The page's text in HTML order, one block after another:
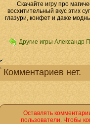
Скачайте игру про
восхитительный вкус этих
глазури, конфет и даже
Другие игры Александр
Комментариев нет.
Оставлять
пользователи. Чтобы